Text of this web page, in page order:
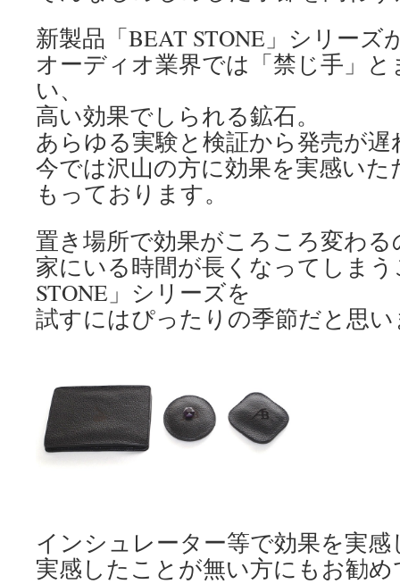
新製品「BEAT STONE」シリーズ
オーディオ業界では「禁じ手」
い、
高い効果でしられる鉱石。
あらゆる実験と検証から発売が
今では沢山の方に効果を実感い
もっております。
置き場所で効果がころころ変わる
家にいる時間が長くなってしま
STONE」シリーズを
試すにはぴったりの季節だと思
インシュレーター等で効果を実
実感したことが無い方にもお勧め